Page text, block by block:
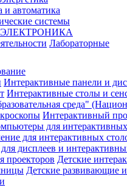
и автоматика
системы
Лабораторные
Интерактивные панели и
Интерактивные столы и
среда"
Интерактивный
для
для интерактивных
дисплеев и
проекторов Детские
Детские развивающие